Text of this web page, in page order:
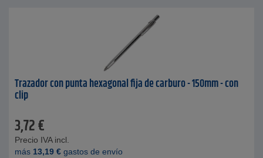
Trazador con punta hexagonal fija de carburo - 150mm - con
clip
3,72€
Precio IVA incl.
más 13,19 € gastos de envío